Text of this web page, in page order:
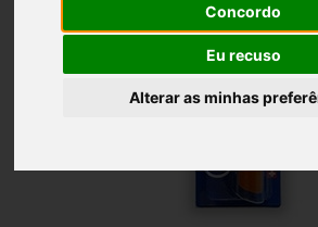
Concordo
Eu recuso
Alterar as minhas